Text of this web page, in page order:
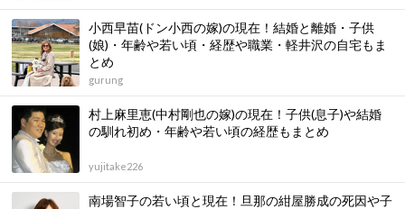
小西早苗(ドン小西の嫁)の現在！結婚と離婚・子供
(娘)・年齢や若い頃・経歴や職業・軽井沢の自宅もま
とめ
gurung
村上麻里恵(中村剛也の嫁)の現在！子供(息子)や結婚
の馴れ初め・年齢や若い頃の経歴もまとめ
yujitake226
南場智子の若い頃と現在！旦那の紺屋勝成の死因や子